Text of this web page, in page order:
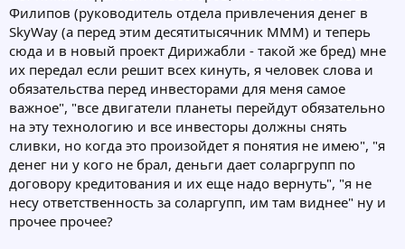
Филипов (руководитель отдела привлечения денег в
SkyWay (а перед этим десятитысячник МММ) и теперь
сюда и в новый проект Дирижабли - такой же бред) мне
их передал если решит всех кинуть, я человек слова и
обязательства перед инвесторами для меня самое
важное", "все двигатели планеты перейдут обязательно
на эту технологию и все инвесторы должны снять
сливки, но когда это произойдет я понятия не имею", "я
денег ни у кого не брал, деньги дает соларгрупп по
договору кредитования и их еще надо вернуть", "я не
несу ответственность за соларгупп, им там виднее" ну и
прочее прочее?